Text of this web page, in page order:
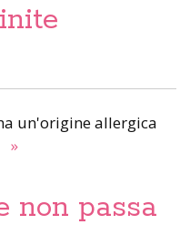
un'origine allergica
»
non passa